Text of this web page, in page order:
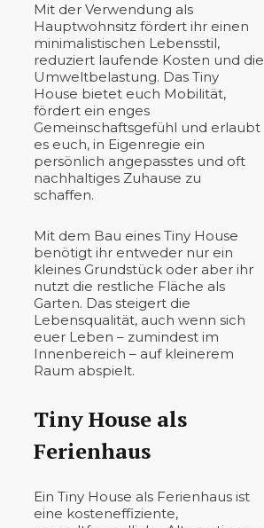
Mit der Verwendung als
Hauptwohnsitz fördert ihr einen
minimalistischen Lebensstil,
reduziert laufende Kosten und die
Umweltbelastung. Das Tiny
House bietet euch Mobilität,
fördert ein enges
Gemeinschaftsgefühl und erlaubt
es euch, in Eigenregie ein
persönlich angepasstes und oft
nachhaltiges Zuhause zu
schaffen.
Mit dem Bau eines Tiny House
benötigt ihr entweder nur ein
kleines Grundstück oder aber ihr
nutzt die restliche Fläche als
Garten. Das steigert die
Lebensqualität, auch wenn sich
euer Leben – zumindest im
Innenbereich – auf kleinerem
Raum abspielt.
Tiny House als
Ferienhaus
Ein Tiny House als Ferienhaus ist
eine kosteneffiziente,